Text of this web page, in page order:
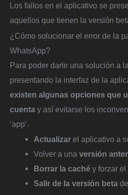
Los fallos en el aplicativo se
aquellos que tienen la versión
¿Cómo solucionar el error de la
WhatsApp?
Para poder darle una solución a
presentando la interfaz de la
existen algunas opciones que
cuenta y así evitarse los
‘app’.
Actualizarel aplicativo a
Volver a unaversión
Borrar la cachéy forzar
Salir de la versión beta